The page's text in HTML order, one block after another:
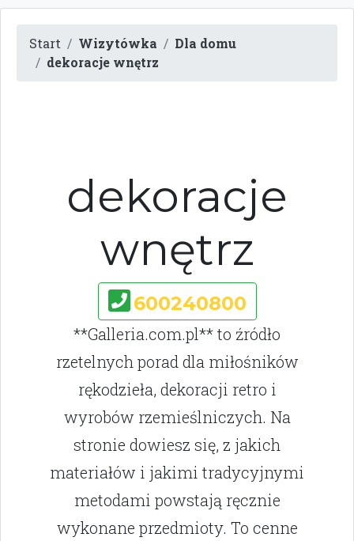
Start Wizytówka
Dla domu
dekoracje wnętrz
dekoracje
wnętrz
600240800
**Galleria.com.pl** to źródło
rzetelnych porad dla miłośników
rękodzieła, dekoracji retro i
wyrobów rzemieślniczych. Na
stronie dowiesz się, z jakich
materiałów i jakimi tradycyjnymi
metodami powstają ręcznie
wykonane przedmioty. To cenne